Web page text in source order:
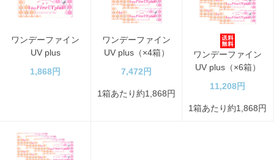
ワンデーファイン
UV plus
1,868円
ワンデーファイン
UV plus（×4箱）
7,472円
1箱あたり約1,868円
ワンデーファイン
UV plus（×6箱）
11,208円
1箱あたり約1,868円